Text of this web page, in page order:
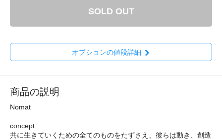
SOLD OUT
オプションの値段詳細
商品の説明
Nomat
concept
共に生きていくための全てのものをたずさえ、彼らは動き、創造